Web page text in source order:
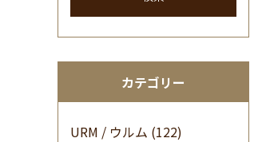
カテゴリー
URM / ウルム (122)